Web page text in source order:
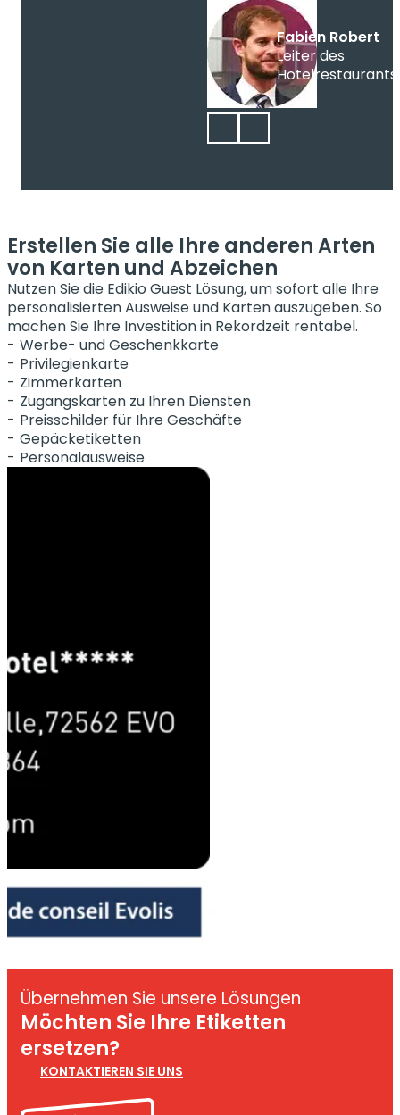
Fabien Robert
Leiter des
Hotelrestaurants
Erstellen Sie alle Ihre anderen Arten
von Karten und Abzeichen
Nutzen Sie die Edikio Guest Lösung, um sofort alle Ihre
personalisierten Ausweise und Karten auszugeben. So
machen Sie Ihre Investition in Rekordzeit rentabel.
Werbe- und Geschenkkarte
Privilegienkarte
Zimmerkarten
Zugangskarten zu Ihren Diensten
Preisschilder für Ihre Geschäfte
Gepäcketiketten
Personalausweise
Übernehmen Sie unsere Lösungen
Möchten Sie Ihre Etiketten
ersetzen?
KONTAKTIEREN SIE UNS